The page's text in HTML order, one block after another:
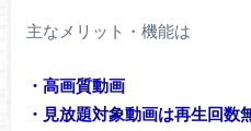
主なメリット・機能は
・高画質動画
・見放題対象動画は再生回数